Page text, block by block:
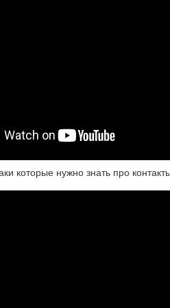
которые нужно знать про